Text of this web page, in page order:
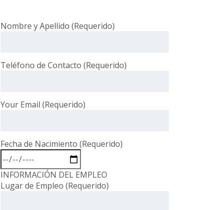
Nombre y Apellido (Requerido)
Teléfono de Contacto (Requerido)
Your Email (Requerido)
Fecha de Nacimiento (Requerido)
INFORMACIÓN DEL EMPLEO
Lugar de Empleo (Requerido)